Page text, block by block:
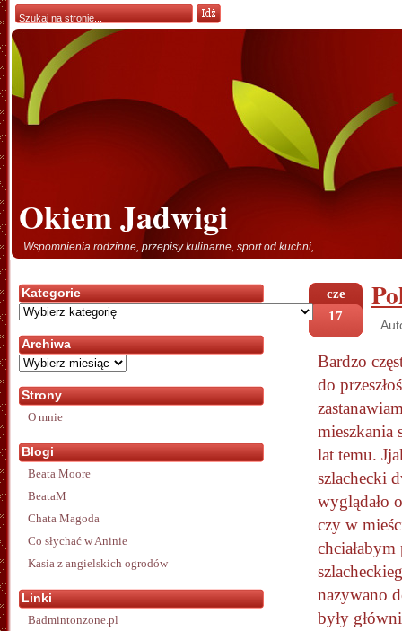
Okiem Jadwigi
Wspomnienia rodzinne, przepisy kulinarne, sport od kuchni,
cze
17
Bardzo
do
mieszkania
lat temu.
szlachecki
wyglądało
czy w
nazywano
były
Kategorie
Kategorie
Archiwa
Archiwa
Strony
O mnie
Blogi
Beata Moore
BeataM
Chata Magoda
Co słychać w Aninie
Kasia z angielskich ogrodów
Linki
Badmintonzone.pl